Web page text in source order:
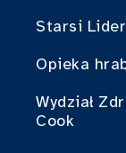
Starsi
Opieka
Wydział
Cook